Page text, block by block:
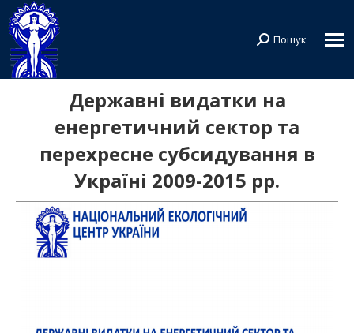
Search:
Пошук
Державні видатки на
енергетичний сектор та
перехресне субсидування в
Україні 2009-2015 рр.